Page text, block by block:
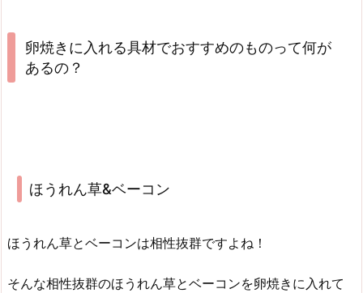
卵焼きに入れる具材でおすすめのものって何が
あるの？
ほうれん草&ベーコン
ほうれん草とベーコンは相性抜群ですよね！
そんな相性抜群のほうれん草とベーコンを卵焼きに入れて